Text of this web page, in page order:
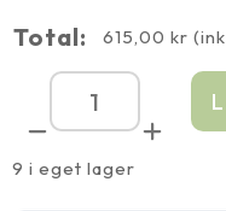
9 i eget lager
Total: 615,00 kr
Solcellspump
flytande
med
batteri